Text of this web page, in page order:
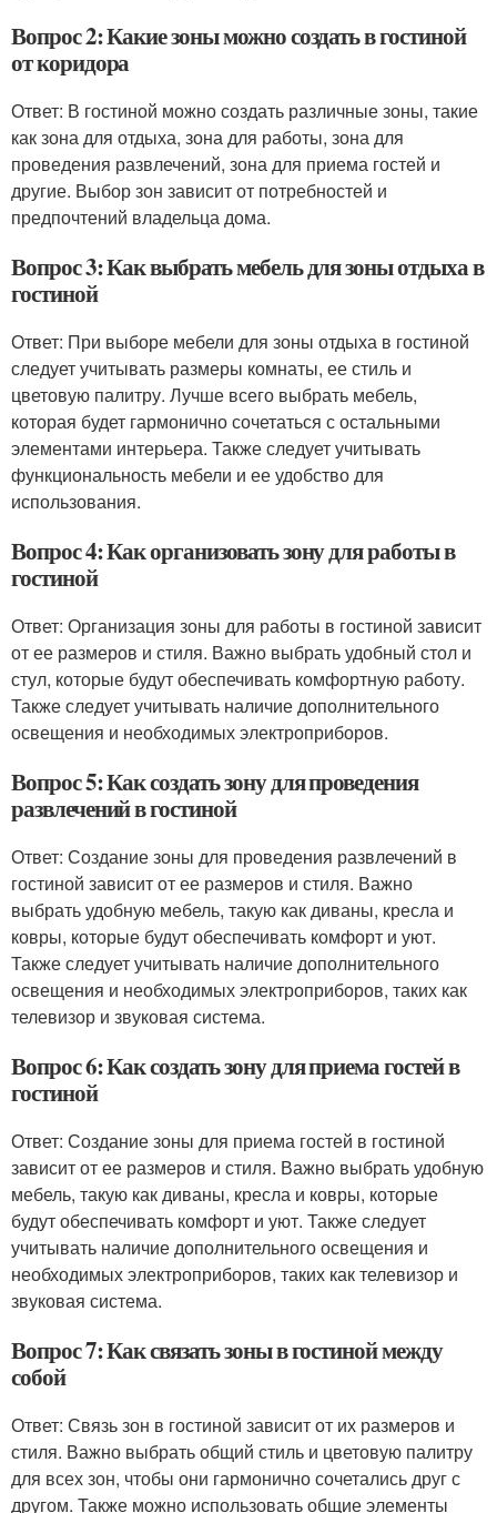
Вопрос 2: Какие зоны можно создать в гостиной
от коридора
Ответ: В гостиной можно создать различные зоны, такие
как зона для отдыха, зона для работы, зона для
проведения развлечений, зона для приема гостей и
другие. Выбор зон зависит от потребностей и
предпочтений владельца дома.
Вопрос 3: Как выбрать мебель для зоны отдыха в
гостиной
Ответ: При выборе мебели для зоны отдыха в гостиной
следует учитывать размеры комнаты, ее стиль и
цветовую палитру. Лучше всего выбрать мебель,
которая будет гармонично сочетаться с остальными
элементами интерьера. Также следует учитывать
функциональность мебели и ее удобство для
использования.
Вопрос 4: Как организовать зону для работы в
гостиной
Ответ: Организация зоны для работы в гостиной зависит
от ее размеров и стиля. Важно выбрать удобный стол и
стул, которые будут обеспечивать комфортную работу.
Также следует учитывать наличие дополнительного
освещения и необходимых электроприборов.
Вопрос 5: Как создать зону для проведения
развлечений в гостиной
Ответ: Создание зоны для проведения развлечений в
гостиной зависит от ее размеров и стиля. Важно
выбрать удобную мебель, такую как диваны, кресла и
ковры, которые будут обеспечивать комфорт и уют.
Также следует учитывать наличие дополнительного
освещения и необходимых электроприборов, таких как
телевизор и звуковая система.
Вопрос 6: Как создать зону для приема гостей в
гостиной
Ответ: Создание зоны для приема гостей в гостиной
зависит от ее размеров и стиля. Важно выбрать удобную
мебель, такую как диваны, кресла и ковры, которые
будут обеспечивать комфорт и уют. Также следует
учитывать наличие дополнительного освещения и
необходимых электроприборов, таких как телевизор и
звуковая система.
Вопрос 7: Как связать зоны в гостиной между
собой
Ответ: Связь зон в гостиной зависит от их размеров и
стиля. Важно выбрать общий стиль и цветовую палитру
для всех зон, чтобы они гармонично сочетались друг с
другом. Также можно использовать общие элементы